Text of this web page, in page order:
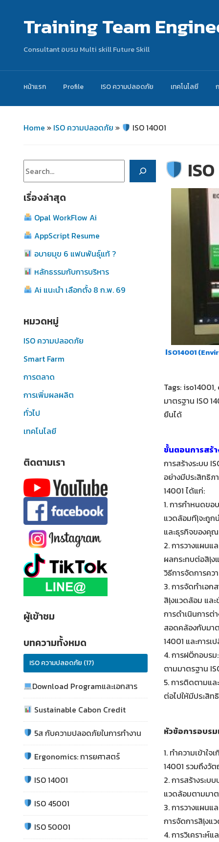
Training Team
Consultant อบรม Multi skill Future Skill
หน้าแรก Profile ISO ความปลอดภัย เทคโนโลยี
Home » ISO ความปลอดภัย » ISO 14001
เรื่องล่าสุด
Opal WorkFlow Ai
AppScript Resume
อบายมุข 6 แฟนพันธุ์แท้ ?
หลักธรรมกับการบริหาร
Ai แนะนำ เลือกตั้ง 8 ก.พ. 69
หมวดหมู่
ISO ความปลอดภัย
Smart Farm
การตลาด
การเพิ่มผลผลิต
ทั่วไป
เทคโนโลยี
ติดตามเรา
ผู้เข้าชม
บทความทั้งหมด
ISO ความปลอดภัย (17)
Download Programและเอกสาร
Sustainable Cabon Credit
5ส กับความปลอดภัยในการทำงาน
Ergonomics: การยศาสตร์
ISO 14001
ISO 45001
ISO 50001
ISO14001
Tags: iso14001,
มาตรฐาน ISO
ยืนได้
ขั้นตอนการสร้า
การสร้างระบบ
อย่างมีประสิทธิ
14001 ได้แก่:
1.การกําหนดขอ
แวดล้อมทีļจะถูก
และธุรกิจของคุณ
2.การวางแผนแ
ผลกระทบต่อสิļง
วิธีการจัดการคว
3.การจัดทําเอก
สิļงแวดล้อม แล
การดําเนินการต่
สอดคล้องกับมา
14001 และการ
4.การฝŐกอบร
ตามมาตรฐาน
5.การติดตามแล
ต่อไปให้มีประสิ
หัวข้อการอบรม
1. ทําความเข้าใจ
14001 รวมถึงวั
2.การสร้างระบ
แวดล้อมตามมาต
3.การวางแผนแ
การจัดการสิļงแ
4.การวิเคราะห์แ